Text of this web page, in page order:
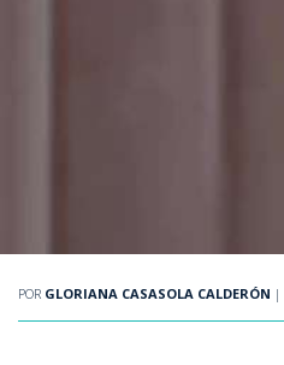
POR GLORIANA CASASOLA CALDERÓN |